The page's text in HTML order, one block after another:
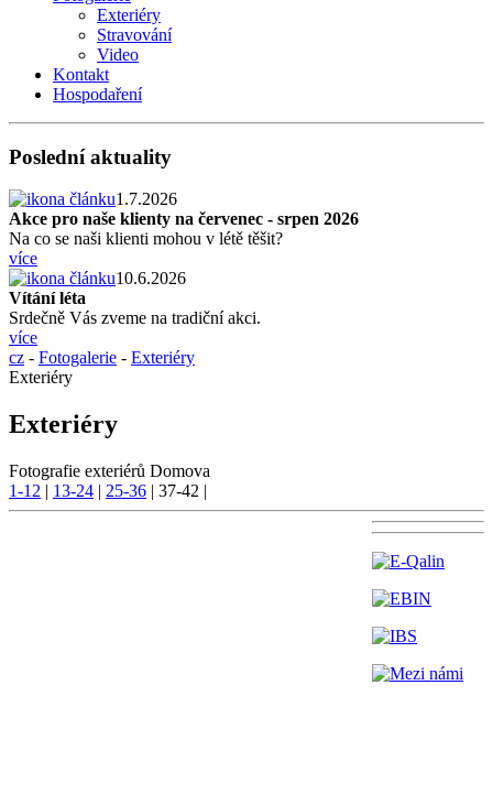
Exteriéry
Stravování
Video
Kontakt
Hospodaření
Poslední aktuality
1.7.2026
Akce pro naše klienty na červenec - srpen 2026
Na co se naši klienti mohou v létě těšit?
více
10.6.2026
Vítání léta
Srdečně Vás zveme na tradiční akci.
více
cz - Fotogalerie - Exteriéry
Exteriéry
Exteriéry
Fotografie exteriérů Domova
1-12 | 13-24 | 25-36 | 37-42 |